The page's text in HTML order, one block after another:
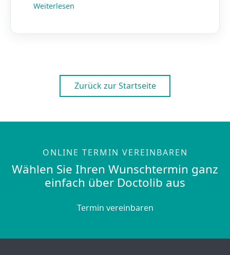
Weiterlesen
Zurück zur Startseite
ONLINE TERMIN VEREINBAREN
Wählen Sie Ihren Wunschtermin ganz
einfach über Doctolib aus
Termin vereinbaren